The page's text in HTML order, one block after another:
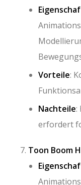
Vorteile:
Nachteile:
erfordert
Toon Boom